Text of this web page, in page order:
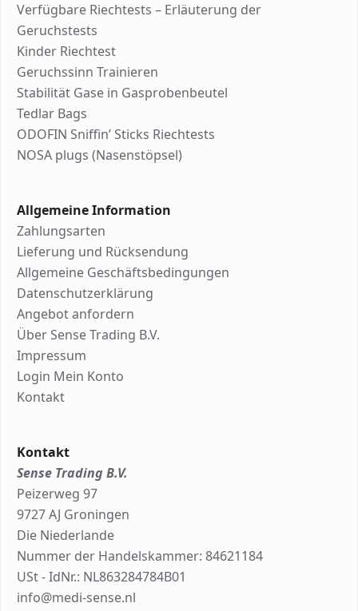
Verfügbare Riechtests – Erläuterung der
Geruchstests
Kinder Riechtest
Geruchssinn Trainieren
Stabilität Gase in Gasprobenbeutel
Tedlar Bags
ODOFIN Sniffin’ Sticks Riechtests
NOSA plugs (Nasenstöpsel)
Allgemeine Information
Zahlungsarten
Lieferung und Rücksendung
Allgemeine Geschäftsbedingungen
Datenschutzerklärung
Angebot anfordern
Über Sense Trading B.V.
Impressum
Login Mein Konto
Kontakt
Kontakt
Sense Trading B.V.
Peizerweg 97
9727 AJ Groningen
Die Niederlande
Nummer der Handelskammer: 84621184
USt - IdNr.: NL863284784B01
info@medi-sense.nl